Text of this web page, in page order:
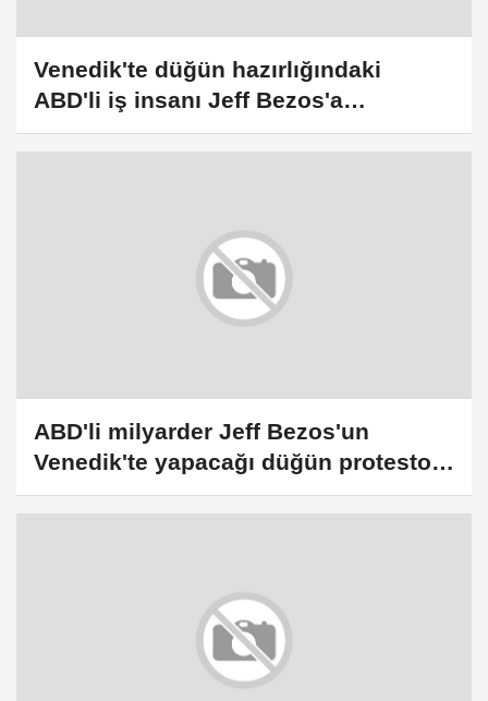
Venedik'te düğün hazırlığındaki
ABD'li iş insanı Jeff Bezos'a
protestolar sürüyor
ABD'li milyarder Jeff Bezos'un
Venedik'te yapacağı düğün protesto
edildi